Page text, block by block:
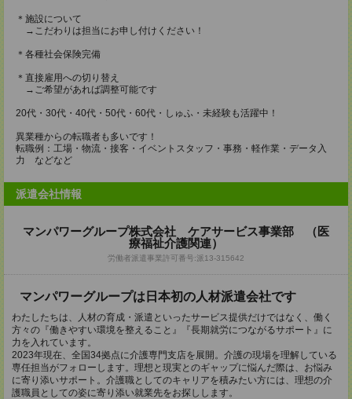
＊施設について
→こだわりは担当にお申し付けください！
＊各種社会保険完備
＊直接雇用への切り替え
→ご希望があれば調整可能です
20代・30代・40代・50代・60代・しゅふ・未経験も活躍中！
異業種からの転職者も多いです！
転職例：工場・物流・接客・イベントスタッフ・事務・軽作業・データ入
力 などなど
派遣会社情報
マンパワーグループ株式会社 ケアサービス事業部 （医
療福祉介護関連）
労働者派遣事業許可番号:派13-315642
マンパワーグループは日本初の人材派遣会社です
わたしたちは、人材の育成・派遣といったサービス提供だけではなく、働く
方々の『働きやすい環境を整えること』『長期就労につながるサポート』に
力を入れています。
2023年現在、全国34拠点に介護専門支店を展開。介護の現場を理解している
専任担当がフォローします。理想と現実とのギャップに悩んだ際は、お悩み
に寄り添いサポート。介護職としてのキャリアを積みたい方には、理想の介
護職員としての姿に寄り添い就業先をお探しします。